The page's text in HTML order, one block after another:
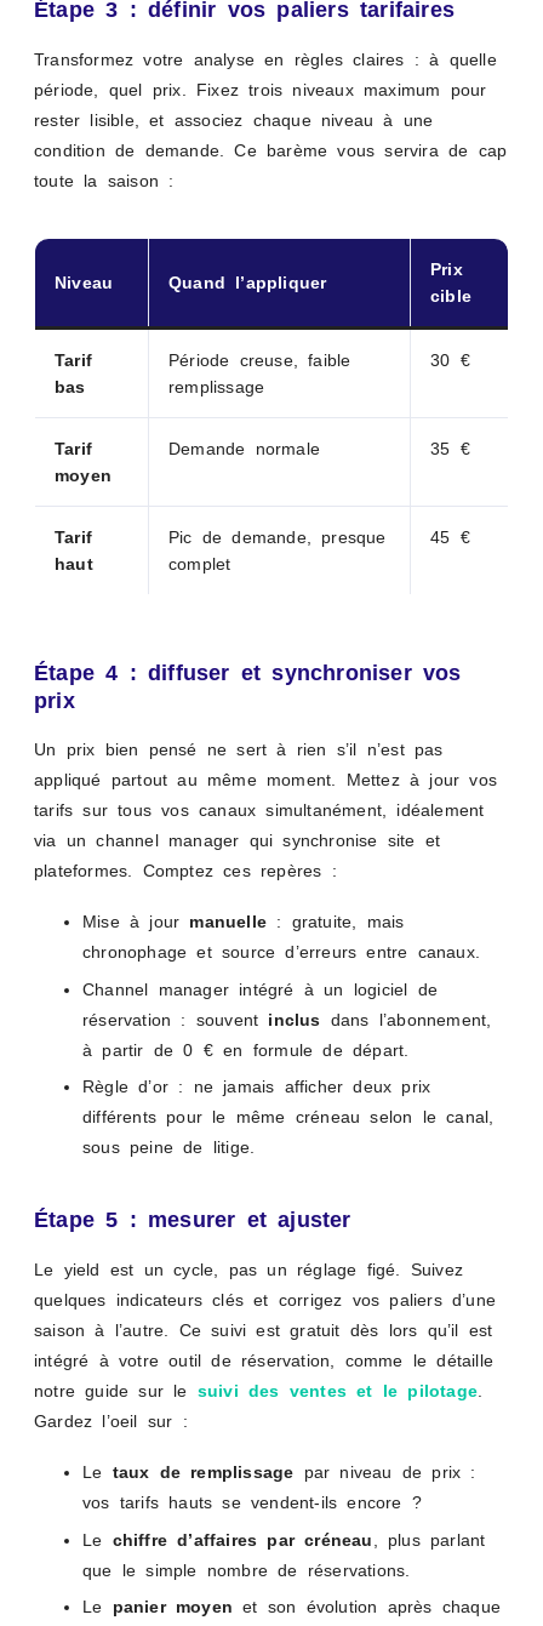
Étape 3 : définir vos paliers tarifaires
Transformez votre analyse en règles claires : à quelle
période, quel prix. Fixez trois niveaux maximum pour
rester lisible, et associez chaque niveau à une
condition de demande. Ce barème vous servira de cap
toute la saison :
Niveau Quand l’appliquer
Prix
cible
Tarif
bas
Période creuse, faible
remplissage
30 €
Tarif
moyen
Demande normale 35 €
Tarif
haut
Pic de demande, presque
complet
45 €
Étape 4 : diffuser et synchroniser vos
prix
Un prix bien pensé ne sert à rien s’il n’est pas
appliqué partout au même moment. Mettez à jour vos
tarifs sur tous vos canaux simultanément, idéalement
via un channel manager qui synchronise site et
plateformes. Comptez ces repères :
Mise à jour manuelle : gratuite, mais
chronophage et source d’erreurs entre canaux.
Channel manager intégré à un logiciel de
réservation : souvent inclus dans l’abonnement,
à partir de 0 € en formule de départ.
Règle d’or : ne jamais afficher deux prix
différents pour le même créneau selon le canal,
sous peine de litige.
Étape 5 : mesurer et ajuster
Le yield est un cycle, pas un réglage figé. Suivez
quelques indicateurs clés et corrigez vos paliers d’une
saison à l’autre. Ce suivi est gratuit dès lors qu’il est
intégré à votre outil de réservation, comme le détaille
notre guide sur le suivi des ventes et le pilotage.
Gardez l’oeil sur :
Le taux de remplissage par niveau de prix :
vos tarifs hauts se vendent-ils encore ?
Le chiffre d’affaires par créneau
, plus parlant
que le simple nombre de réservations.
Le panier moyen et son évolution après chaque